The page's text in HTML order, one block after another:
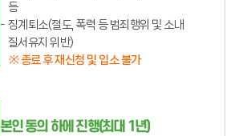
등
징계퇴소(절도, 폭력 등 범죄행위 및 소내
질서유지 위반)
※ 종료 후 재신청 및 입소 불가
본인 동의 하에 진행(최대 1년)